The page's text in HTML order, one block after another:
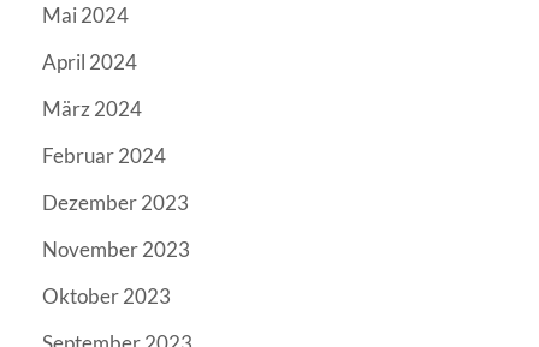
Mai 2024
April 2024
März 2024
Februar 2024
Dezember 2023
November 2023
Oktober 2023